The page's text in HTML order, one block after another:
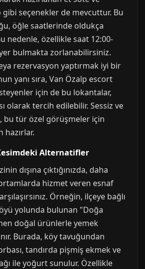
seçenekler de mevcuttur. Bu
öğle saatlerinde oldukça
nedenle, özellikle saat 12:00-
bulmakta zorlanabilirsiniz.
rezervasyon yaptırmak iyi bir
yanı sıra, Van Özalp escort
için de bu lokantalar,
olarak tercih edilebilir. Sessiz ve
bu tür özel görüşmeler için
hazırlar.
Alternatifler
dışına çıktığınızda, daha
hizmet veren esnaf
Örneğin, ilçeye bağlı
yolunda bulunan "Doğa
doğal ürünlerle yemek
Burada, köy tavuğundan
tandırda pişmiş ekmek ve
ile yoğurt sunulur. Özellikle